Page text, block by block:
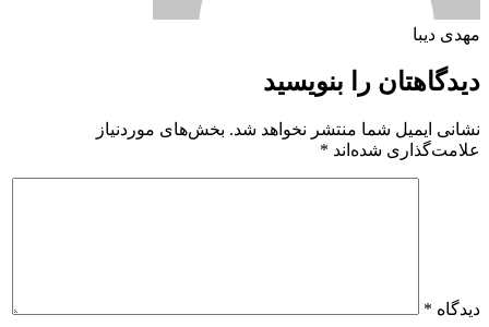
مهدی دیبا
دیدگاهتان را بنویسید
نشانی ایمیل شما منتشر نخواهد شد. بخش‌های موردنیاز
علامت‌گذاری شده‌اند *
دیدگاه *